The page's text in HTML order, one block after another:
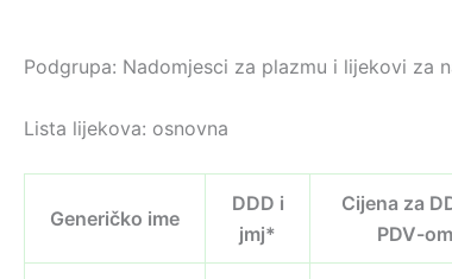
Podgrupa: Nadomjesci za plazmu i lijekovi za
Lista lijekova: osnovna
Generičko ime
DDD i
jmj*
Cijena za
PDV-om